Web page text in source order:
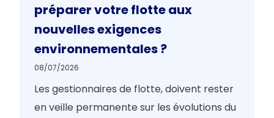
préparer votre flotte aux
nouvelles exigences
environnementales ?
08/07/2026
Les gestionnaires de flotte, doivent rester
en veille permanente sur les évolutions du